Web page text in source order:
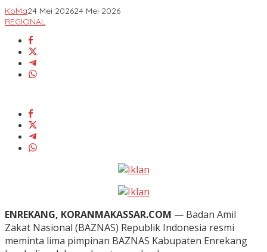
KoMa24 Mei 202624 Mei 2026
REGIONAL
ENREKANG, KORANMAKASSAR.COM — Badan Amil
Zakat Nasional (BAZNAS) Republik Indonesia resmi
meminta lima pimpinan BAZNAS Kabupaten Enrekang